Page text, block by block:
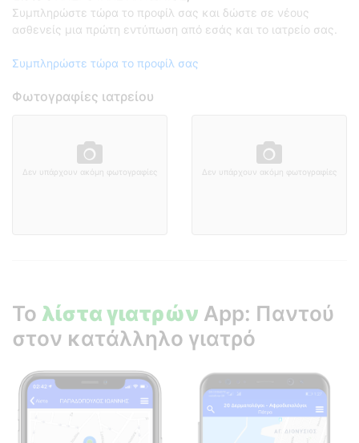
Συμπληρώστε τώρα το προφίλ σας και δώστε σε νέους
ασθενείς μια πρώτη εντύπωση από εσάς και το ιατρείο σας.
Συμπληρώστε τώρα το προφίλ σας
Φωτογραφίες ιατρείου
Δεν υπάρχουν ακόμη φωτογραφίες Δεν υπάρχουν ακόμη φωτογραφίες
Το λίστα γιατρών App: Παντού
στον κατάλληλο γιατρό